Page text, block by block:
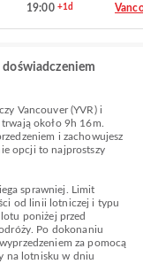
19:00 +1d
doświadczeniem
Vancouver (YVR) i
około 9h 16m.
i zachowujesz
opcji to najprostszy
sprawniej. Limit
od linii lotniczej i typu
poniżej przed
Po dokonaniu
za pomocą
na lotnisku w dniu